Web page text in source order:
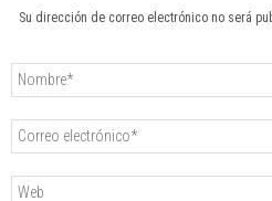
Su dirección de correo electrónico no será